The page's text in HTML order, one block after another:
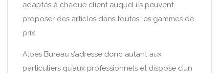
adaptés à chaque client auquel ils peuvent
proposer des articles dans toutes les gammes de
prix.
Alpes Bureau s’adresse donc autant aux
particuliers qu’aux professionnels et dispose d’un